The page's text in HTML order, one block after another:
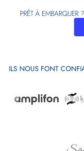
PRÊT À EMBARQUER ?
ILS NOUS FONT